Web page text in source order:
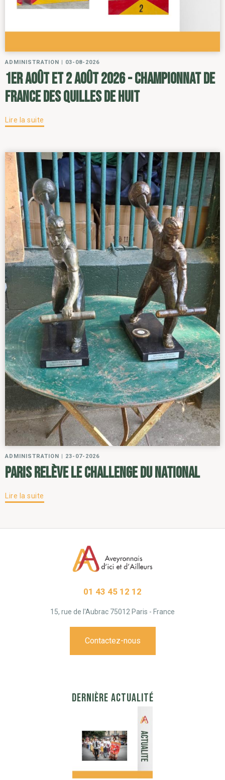
ADMINISTRATION 03-08-2026
1er août et 2 août 2026 - Championnat de
France des Quilles de Huit
Lire la suite
ADMINISTRATION | 23-07-2026
Paris relève le challenge du National
Lire la suite
01 43 45 12 12
15, rue de l'Aubrac 75012 Paris - France
Contactez-nous
DERNIÈRE ACTUALITÉ